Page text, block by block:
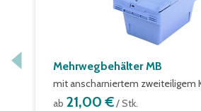
Mehrwegbehälter MB
mit anscharniertem zweiteiligem
ab 21,00 €/ Stk.